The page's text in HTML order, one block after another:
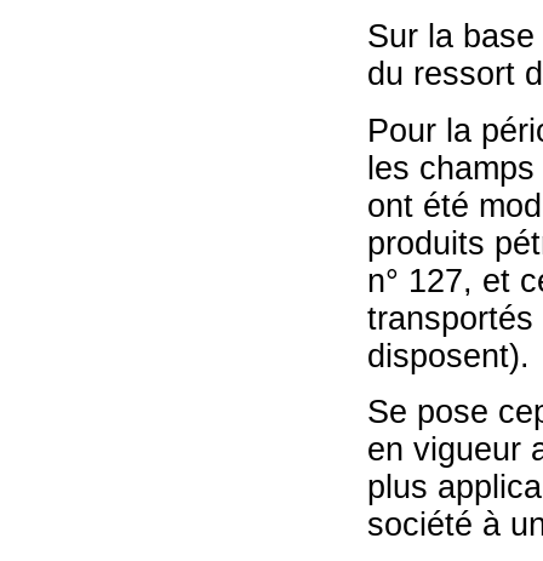
Sur la base
du ressort
Pour la
les
ont été
produits
n° 127, et
disposent).
Se pose
en vigueur
plus
société à